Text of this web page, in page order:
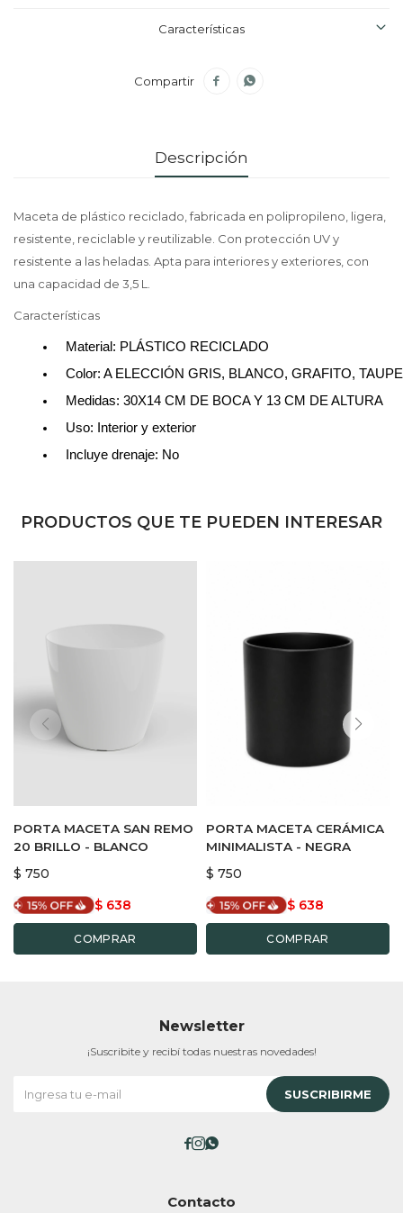
Características
 
Descripción
Maceta de plástico reciclado, fabricada en polipropileno, ligera,
resistente, reciclable y reutilizable. Con protección UV y
resistente a las heladas. Apta para interiores y exteriores, con
una capacidad de 3,5 L.
Características
Material: PLÁSTICO RECICLADO
Color: A ELECCIÓN GRIS, BLANCO, GRAFITO,
Medidas: 30X14 CM DE BOCA Y 13 CM DE ALTURA
Uso: Interior y exterior
Incluye drenaje: No
PRODUCTOS QUE TE PUEDEN INTERESAR
PORTA MACETA SAN REMO
20 BRILLO - BLANCO
$ 750
$ 638
PORTA MACETA CERÁMICA
MINIMALISTA - NEGRA
$ 750
$ 638
Contacto
Newsletter
¡Suscribite y recibí todas nuestras novedades!
SUSCRIBIRME
